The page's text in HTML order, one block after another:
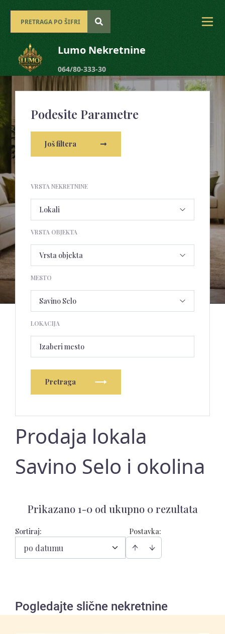
Lumo Nekretnine
064/80-333-30
Podesite Parametre
Još filtera
VRSTA NEKRETNINE
VRSTA OBJEKTA
MESTO
LOKACIJA
Izaberi mesto
Pretraga
Prodaja lokala
Savino Selo i okolina
Prikazano 1-0 od ukupno 0 rezultata
Postavka:
Sortiraj:
po datumu
Pogledajte slične nekretnine